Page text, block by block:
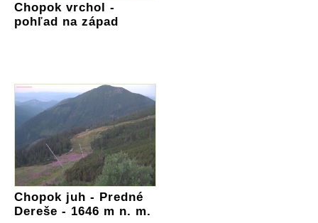
Chopok vrchol -
pohľad na západ
Chopok juh - Predné
Dereše - 1646 m n. m.